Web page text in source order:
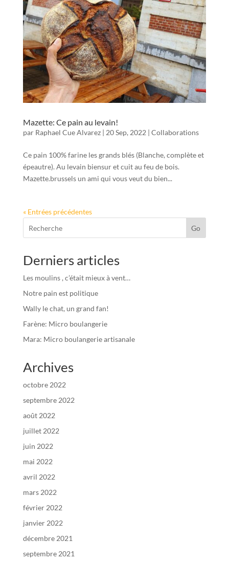
Mazette: Ce pain au levain!
par Raphael Cue Alvarez| 20 Sep, 2022| Collaborations
Ce pain 100% farine les grands blés (Blanche, complète et
épeautre). Au levain biensur et cuit au feu de bois.
Mazette.brussels un ami qui vous veut du bien...
« Entrées précédentes
Go
Derniers articles
Les moulins , c’était mieux à vent…
Notre pain est politique
Wally le chat, un grand fan!
Farène: Micro boulangerie
Mara: Micro boulangerie artisanale
Archives
octobre 2022
septembre 2022
août 2022
juillet 2022
juin 2022
mai 2022
avril 2022
mars 2022
février 2022
janvier 2022
décembre 2021
septembre 2021